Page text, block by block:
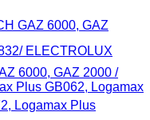
6000, GAZ 2000 /
Plus GB062, Logamax